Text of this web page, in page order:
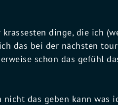
dinge, die ich
das bei der nächsten
schon das gefühl
das geben kann was